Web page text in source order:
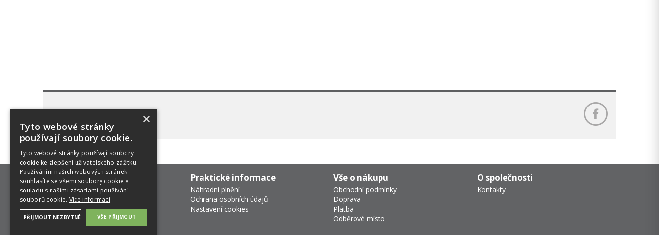
O společnosti
Kontakty
Vše o nákupu
Obchodní podmínky
Doprava
Platba
Odběrové místo
Praktické informace
Náhradní plnění
Ochrana osobních údajů
Nastavení cookies
×
Tyto webové stránky
používají soubory cookie.
Tyto webové stránky používají soubory
cookie ke zlepšení uživatelského zážitku.
Používáním našich webových stránek
souhlasíte se všemi soubory cookie v
souladu s našimi zásadami používání
souborů cookie. Více informací
VŠE PŘIJMOUT
PŘIJMOUT NEZBYTNÉ